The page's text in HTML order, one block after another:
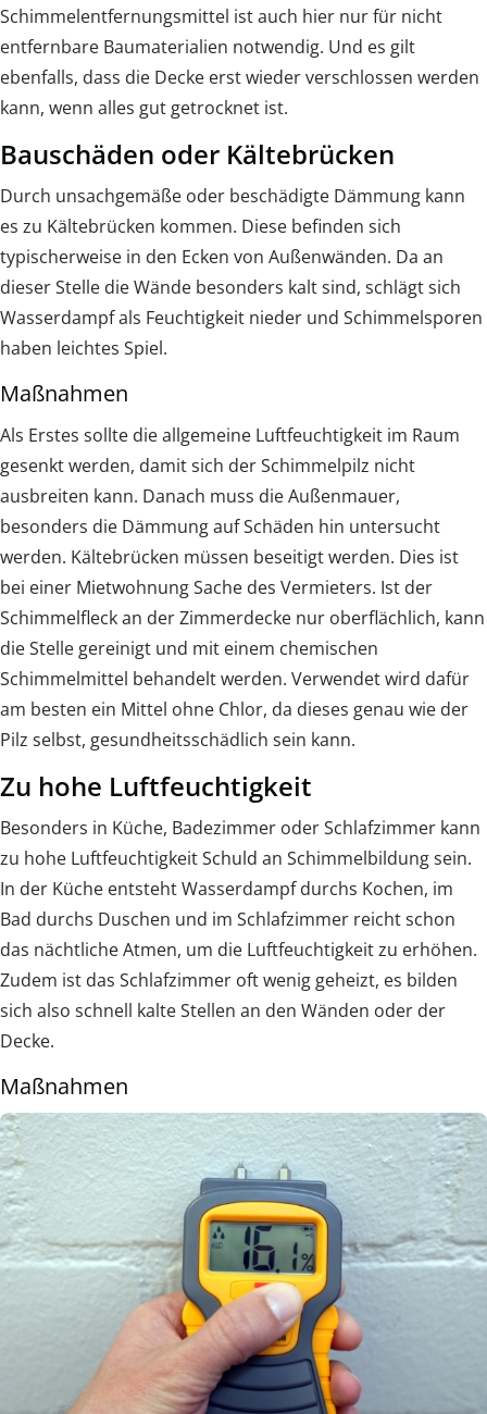
Schimmelentfernungsmittel ist auch hier nur für nicht
entfernbare Baumaterialien notwendig. Und es gilt
ebenfalls, dass die Decke erst wieder verschlossen werden
kann, wenn alles gut getrocknet ist.
Bauschäden oder Kältebrücken
Durch unsachgemäße oder beschädigte Dämmung kann
es zu Kältebrücken kommen. Diese befinden sich
typischerweise in den Ecken von Außenwänden. Da an
dieser Stelle die Wände besonders kalt sind, schlägt sich
Wasserdampf als Feuchtigkeit nieder und Schimmelsporen
haben leichtes Spiel.
Maßnahmen
Als Erstes sollte die allgemeine Luftfeuchtigkeit im Raum
gesenkt werden, damit sich der Schimmelpilz nicht
ausbreiten kann. Danach muss die Außenmauer,
besonders die Dämmung auf Schäden hin untersucht
werden. Kältebrücken müssen beseitigt werden. Dies ist
bei einer Mietwohnung Sache des Vermieters. Ist der
Schimmelfleck an der Zimmerdecke nur oberflächlich, kann
die Stelle gereinigt und mit einem chemischen
Schimmelmittel behandelt werden. Verwendet wird dafür
am besten ein Mittel ohne Chlor, da dieses genau wie der
Pilz selbst, gesundheitsschädlich sein kann.
Zu hohe Luftfeuchtigkeit
Besonders in Küche, Badezimmer oder Schlafzimmer kann
zu hohe Luftfeuchtigkeit Schuld an Schimmelbildung sein.
In der Küche entsteht Wasserdampf durchs Kochen, im
Bad durchs Duschen und im Schlafzimmer reicht schon
das nächtliche Atmen, um die Luftfeuchtigkeit zu erhöhen.
Zudem ist das Schlafzimmer oft wenig geheizt, es bilden
sich also schnell kalte Stellen an den Wänden oder der
Decke.
Maßnahmen